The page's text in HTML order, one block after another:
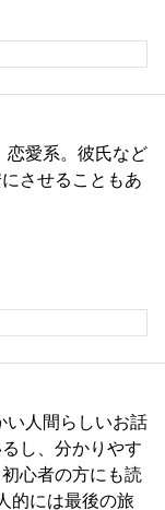
恋愛系。彼氏など
させることもあ
い人間らしいお話
し、分かりやす
心者の方にも読
的には最後の旅